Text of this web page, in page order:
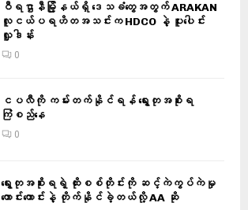
ဝီရဌာနီမြို့နယ်ရှိ‌ ဒေသခံတွေအတွက် ARAKAN
လူငယ်ပရဟိတအသင်းက HDCO နဲ့ ပူးပေါင်း
လှူဒါန်း
0
ငပလီကို ကမ်းတက်နိုင်ရန် ရွေးတုအစိုးရ
ကြံစည်နေ
0
ရွေးတုအစိုးရရဲ့ ထိုးစစ်တိုင်းကို ဆင့်ကဲကွပ်ကဲမှု
ကောင်းကောင်းနဲ့ တိုက်နိုင်ခဲ့တယ်လို့ AA ဆို